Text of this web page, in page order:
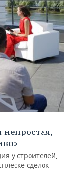
у строителей,
сделок